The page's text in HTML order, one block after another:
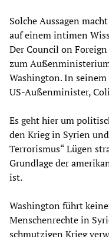
Solche Aussagen
auf einem intimen
Der Council on
zum
Washington. In
US-Außenminister,
Es geht hier um
den Krieg in Syrien
Terrorismus“ Lügen
Grundlage der
ist.
Washington führt
Menschenrechte in
schmutzigen Krieg